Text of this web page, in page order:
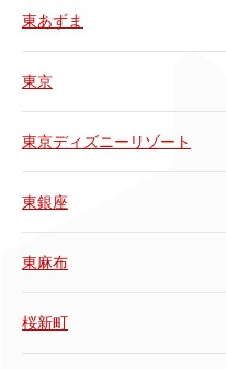
東あずま
東京
東京ディズニーリゾート
東銀座
東麻布
桜新町